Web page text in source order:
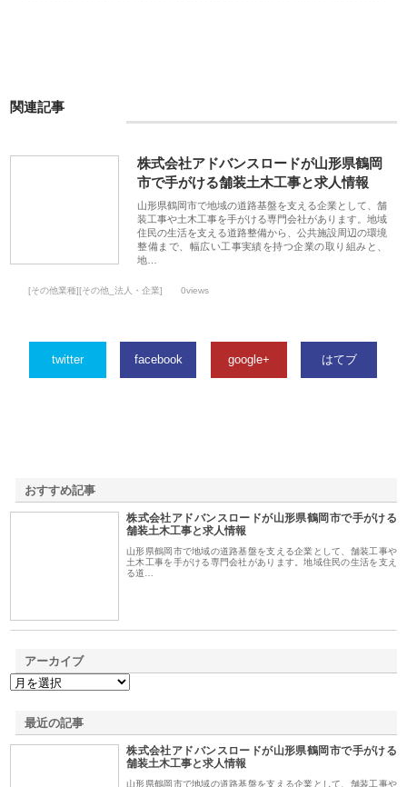
関連記事
株式会社アドバンスロードが山形県鶴岡
市で手がける舗装土木工事と求人情報
山形県鶴岡市で地域の道路基盤を支える企業として、舗
装工事や土木工事を手がける専門会社があります。地域
住民の生活を支える道路整備から、公共施設周辺の環境
整備まで、幅広い工事実績を持つ企業の取り組みと、
地…
[その他業種][その他_法人・企業] 0views
twitter facebook google+ はてブ
おすすめ記事
株式会社アドバンスロードが山形県鶴岡市で手がける
舗装土木工事と求人情報
山形県鶴岡市で地域の道路基盤を支える企業として、舗装工事や
土木工事を手がける専門会社があります。地域住民の生活を支え
る道…
アーカイブ
最近の記事
株式会社アドバンスロードが山形県鶴岡市で手がける
舗装土木工事と求人情報
山形県鶴岡市で地域の道路基盤を支える企業として、舗装工事や